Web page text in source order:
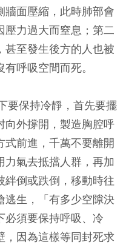
牆面壓縮，此時肺部會
壓力過大而窒息；第二
甚至發生後方的人也被
呼吸空間而死。
要保持冷靜，首先要擺
向外撐開，製造胸腔呼
式前進，千萬不要離開
氣去抵擋人群，再加
絆倒或跌倒，移動時往
逃生，「有多少空隙決
必須要保持呼吸、冷
，因為這樣等同封死求